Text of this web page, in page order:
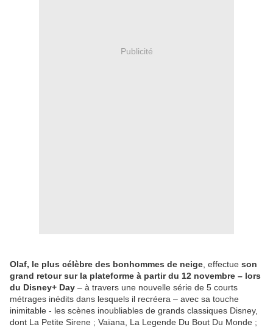
Publicité
Olaf, le plus célèbre des bonhommes de neige , effectue son
grand retour sur la plateforme à partir du 12 novembre – lors
du Disney+ Day – à travers une nouvelle série de 5 courts
métrages inédits dans lesquels il recréera – avec sa touche
inimitable - les scènes inoubliables de grands classiques Disney,
dont La Petite Sirene ; Vaïana, La Legende Du Bout Du Monde ;